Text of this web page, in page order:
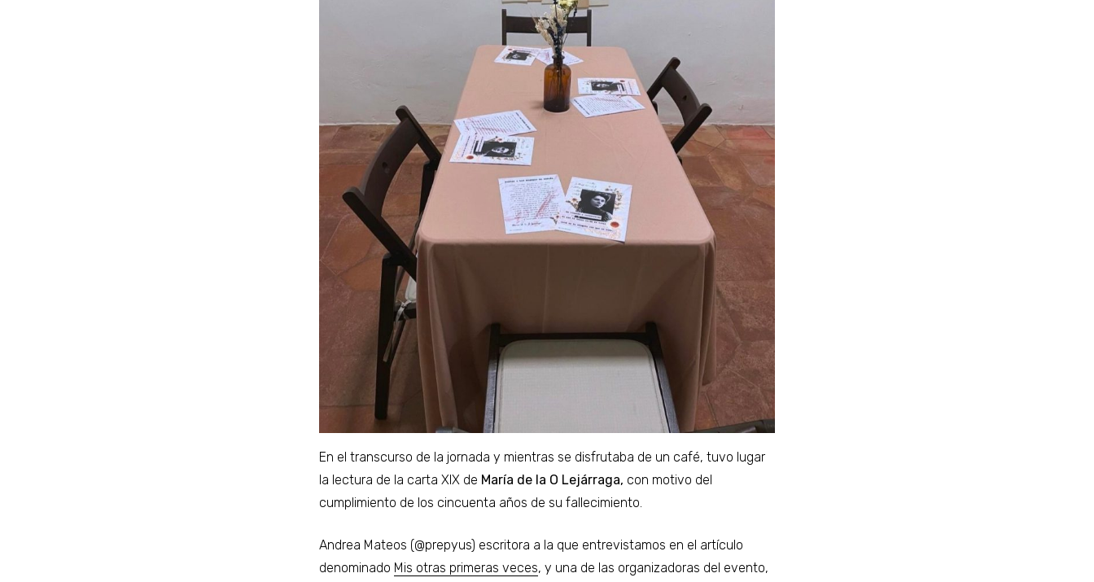
En el transcurso de la jornada y mientras se disfrutaba de un café, tuvo lugar
la lectura de la carta XIX de María de la O Lejárraga, con motivo del
cumplimiento de los cincuenta años de su fallecimiento.
Andrea Mateos (@prepyus) escritora a la que entrevistamos en el artículo
denominado Mis otras primeras veces, y una de las organizadoras del evento,